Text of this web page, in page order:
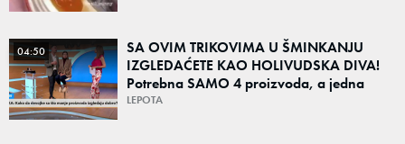
04:50
SA OVIM TRIKOVIMA U ŠMINKANJU
IZGLEDAĆETE KAO HOLIVUDSKA DIVA!
Potrebna SAMO 4 proizvoda, a jedna
stvar STROGO mora da se izbegava
LEPOTA